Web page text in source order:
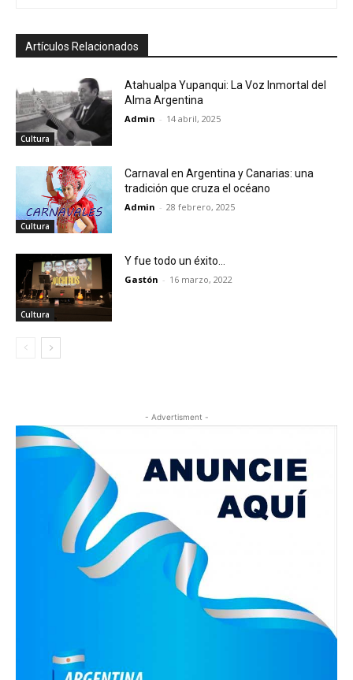
Artículos Relacionados
Cultura
Atahualpa Yupanqui: La Voz Inmortal del
Alma Argentina
Admin - 14 abril, 2025
Cultura
Carnaval en Argentina y Canarias: una
tradición que cruza el océano
Admin - 28 febrero, 2025
Cultura
Y fue todo un éxito…
Gastón - 16 marzo, 2022
- Advertisment -